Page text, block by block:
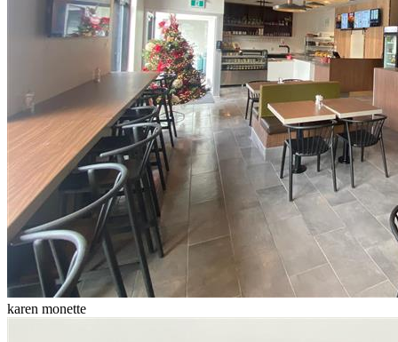
karen monette